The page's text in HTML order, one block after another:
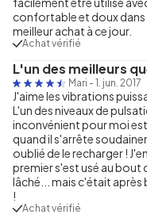
confortable et doux
meilleur achat à ce jour.
Achat vérifié
L'un des meilleurs
Mari - 1. jun. 2017
J'aime les vibrations
L'un des niveaux de
inconvénient pour moi
quand il s'arrête
oublié de le recharger !
premier s'est usé au bout
lâché... mais c'était
!
Achat vérifié